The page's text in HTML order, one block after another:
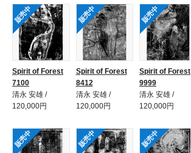
販売中
Spirit of Forest
7100
清永 安雄 /
120,000円
販売中
Spirit of Forest
8412
清永 安雄 /
120,000円
販売中
Spirit of Forest
9999
清永 安雄 /
120,000円
販売中 販売中 販売中